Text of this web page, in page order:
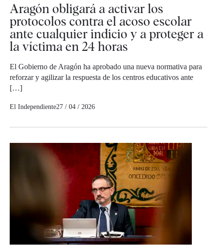
Aragón obligará a activar los
protocolos contra el acoso escolar
ante cualquier indicio y a proteger a
la víctima en 24 horas
El Gobierno de Aragón ha aprobado una nueva normativa para
reforzar y agilizar la respuesta de los centros educativos ante
[…]
El Independiente27 / 04 / 2026